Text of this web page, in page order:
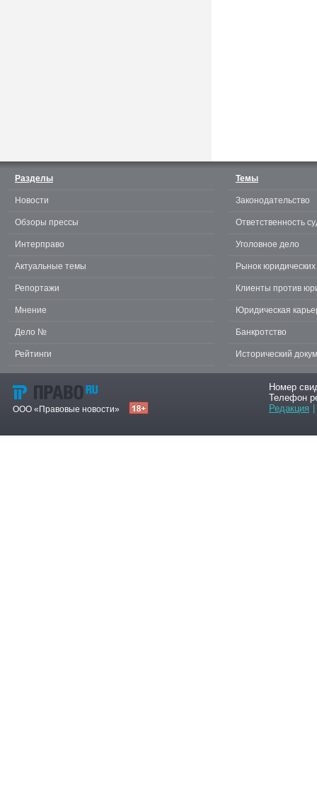
Разделы
Новости
Обзоры прессы
Интерправо
Актуальные темы
Репортажи
Мнение
Дело №
Рейтинги
Темы
Законодательство
Ответственность
Уголовное дело
Рынок юридических
Клиенты против
Юридическая
Банкротство
Исторический
ООО «Правовые новости»
Номер
Телефон
Редакция